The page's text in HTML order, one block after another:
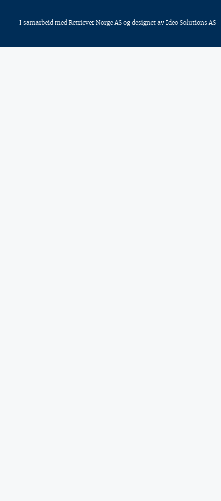
I samarbeid med Retriever Norge AS og designet av Ideo Solutions AS